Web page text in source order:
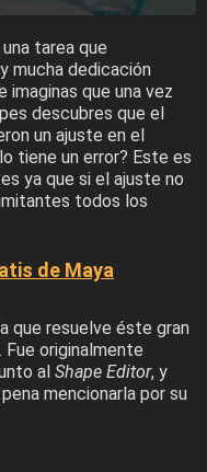
tarea que
mucha dedicación
imaginas que una vez
descubres que el
un ajuste en el
tiene un error? Este es
ya que si el ajuste no
todos los
de Maya
que resuelve éste gran
. Fue originalmente
al Shape Editor, y
mencionarla por su